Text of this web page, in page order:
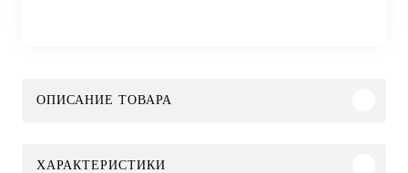
ОПИСАНИЕ ТОВАРА
ХАРАКТЕРИСТИКИ